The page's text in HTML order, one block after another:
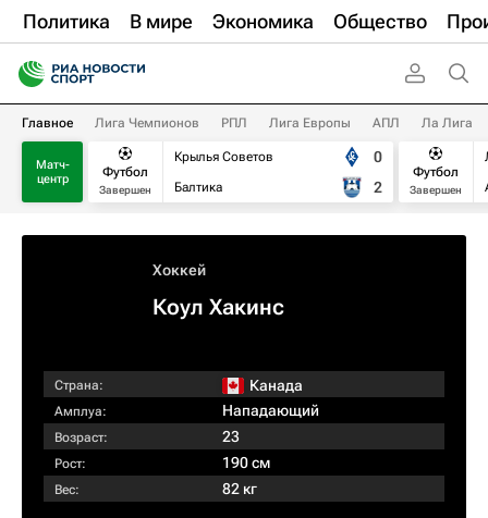
Политика В мире Экономика Общество
Главное Лига Чемпионов РПЛ Лига Европы АПЛ Ла Лига
Матч-
центр
Футбол
Завершен
Крылья Советов
Балтика
0
2
Футбол
Завершен
Хоккей
Коул Хакинс
Страна: Канада
Амплуа: Нападающий
Возраст: 23
Рост: 190 см
Вес: 82 кг